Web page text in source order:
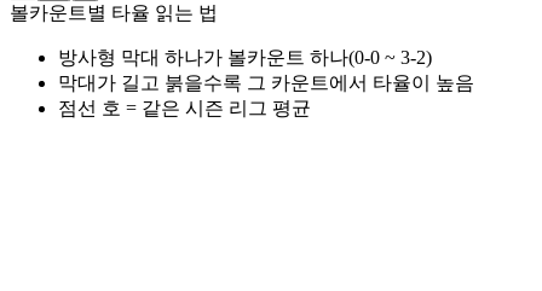
볼카운트별 타율 읽는 법
방사형 막대 하나가 볼카운트 하나(0-0 ~ 3-2)
막대가 길고 붉을수록 그 카운트에서 타율이 높음
점선 호 = 같은 시즌 리그 평균